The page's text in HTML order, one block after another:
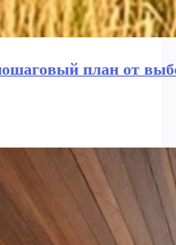
план от